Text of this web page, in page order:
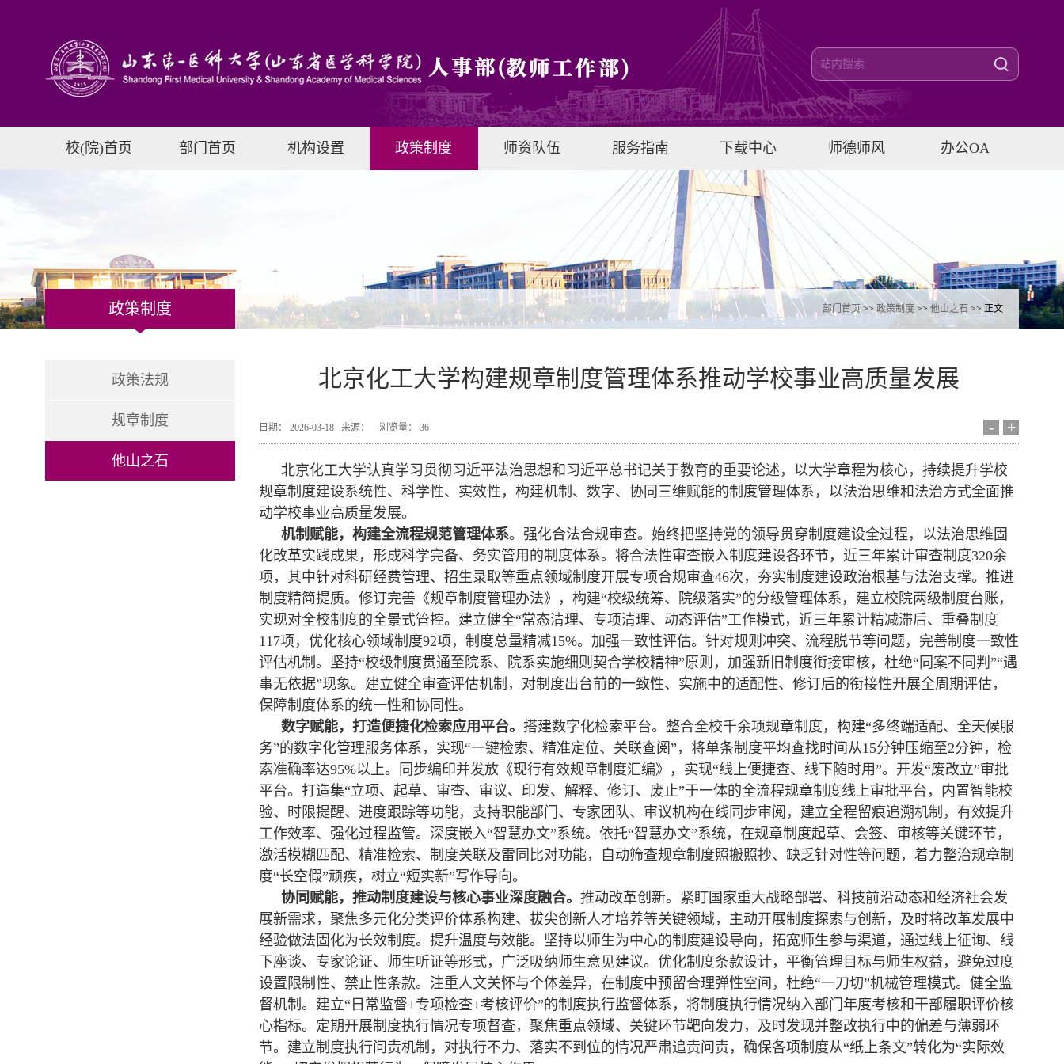
校(院)首页 部门首页 机构设置 政策制度 师资队伍 服务指南 下载中心 师德师风 办公OA
部门首页 >>政策制度 >> 他山之石 >> 正文
政策制度
政策法规
规章制度
他山之石
北京化工大学构建规章制度管理体系推动学校事业高质量发展
日期： 2026-03-18 来源： 浏览量： 36 - +
北京化工大学认真学习贯彻习近平法治思想和习近平总书记关于教育的重要论述，以大学章程为核心，持续提升学校
规章制度建设系统性、科学性、实效性，构建机制、数字、协同三维赋能的制度管理体系，以法治思维和法治方式全面推
动学校事业高质量发展。
机制赋能，构建全流程规范管理体系。强化合法合规审查。始终把坚持党的领导贯穿制度建设全过程，以法治思维固
化改革实践成果，形成科学完备、务实管用的制度体系。将合法性审查嵌入制度建设各环节，近三年累计审查制度320余
项，其中针对科研经费管理、招生录取等重点领域制度开展专项合规审查46次，夯实制度建设政治根基与法治支撑。推进
制度精简提质。修订完善《规章制度管理办法》，构建“校级统筹、院级落实”的分级管理体系，建立校院两级制度台账，
实现对全校制度的全景式管控。建立健全“常态清理、专项清理、动态评估”工作模式，近三年累计精减滞后、重叠制度
117项，优化核心领域制度92项，制度总量精减15%。加强一致性评估。针对规则冲突、流程脱节等问题，完善制度一致性
评估机制。坚持“校级制度贯通至院系、院系实施细则契合学校精神”原则，加强新旧制度衔接审核，杜绝“同案不同判”“遇
事无依据”现象。建立健全审查评估机制，对制度出台前的一致性、实施中的适配性、修订后的衔接性开展全周期评估，
保障制度体系的统一性和协同性。
数字赋能，打造便捷化检索应用平台。 搭建数字化检索平台。整合全校千余项规章制度，构建“多终端适配、全天候服
务”的数字化管理服务体系，实现“一键检索、精准定位、关联查阅”，将单条制度平均查找时间从15分钟压缩至2分钟，检
索准确率达95%以上。同步编印并发放《现行有效规章制度汇编》，实现“线上便捷查、线下随时用”。开发“废改立”审批
平台。打造集“立项、起草、审查、审议、印发、解释、修订、废止”于一体的全流程规章制度线上审批平台，内置智能校
验、时限提醒、进度跟踪等功能，支持职能部门、专家团队、审议机构在线同步审阅，建立全程留痕追溯机制，有效提升
工作效率、强化过程监管。深度嵌入“智慧办文”系统。依托“智慧办文”系统，在规章制度起草、会签、审核等关键环节，
激活模糊匹配、精准检索、制度关联及雷同比对功能，自动筛查规章制度照搬照抄、缺乏针对性等问题，着力整治规章制
度“长空假”顽疾，树立“短实新”写作导向。
协同赋能，推动制度建设与核心事业深度融合。 推动改革创新。紧盯国家重大战略部署、科技前沿动态和经济社会发
展新需求，聚焦多元化分类评价体系构建、拔尖创新人才培养等关键领域，主动开展制度探索与创新，及时将改革发展中
经验做法固化为长效制度。提升温度与效能。坚持以师生为中心的制度建设导向，拓宽师生参与渠道，通过线上征询、线
下座谈、专家论证、师生听证等形式，广泛吸纳师生意见建议。优化制度条款设计，平衡管理目标与师生权益，避免过度
设置限制性、禁止性条款。注重人文关怀与个体差异，在制度中预留合理弹性空间，杜绝“一刀切”机械管理模式。健全监
督机制。建立“日常监督+专项检查+考核评价”的制度执行监督体系，将制度执行情况纳入部门年度考核和干部履职评价核
心指标。定期开展制度执行情况专项督查，聚焦重点领域、关键环节靶向发力，及时发现并整改执行中的偏差与薄弱环
节。建立制度执行问责机制，对执行不力、落实不到位的情况严肃追责问责，确保各项制度从“纸上条文”转化为“实际效